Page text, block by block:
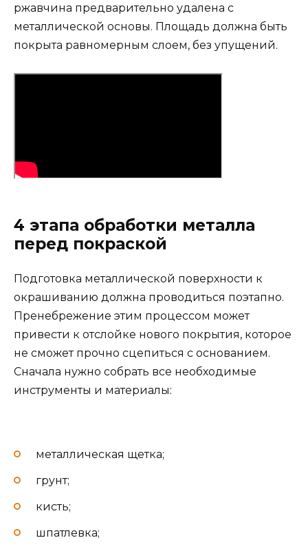
ржавчина предварительно удалена с
металлической основы. Площадь должна быть
покрыта равномерным слоем, без упущений.
4 этапа обработки металла
перед покраской
Подготовка металлической поверхности к
окрашиванию должна проводиться поэтапно.
Пренебрежение этим процессом может
привести к отслойке нового покрытия, которое
не сможет прочно сцепиться с основанием.
Сначала нужно собрать все необходимые
инструменты и материалы:
металлическая щетка;
грунт;
кисть;
шпатлевка;